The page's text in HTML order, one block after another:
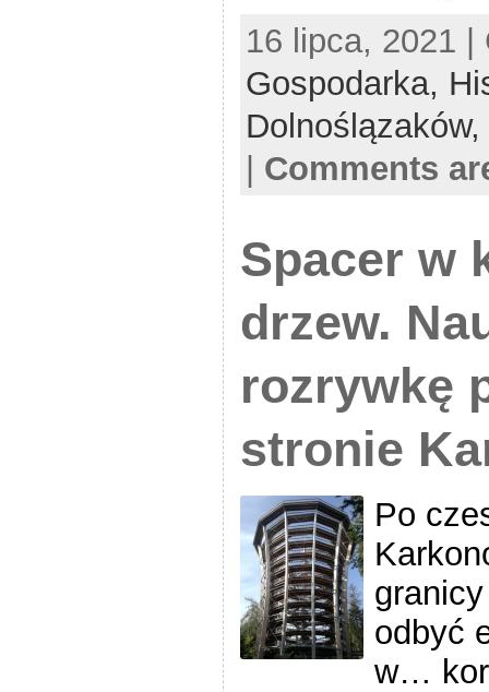
16 lipca, 2021 |
Gospodarka,
Dolnoślązaków,
Comments
Spacer w
drzew.
rozrywkę
stronie
Po
odbyć
w…